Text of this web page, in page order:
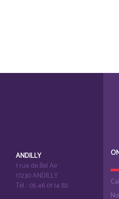
ANDILLY
1 rue de Bel Air
17230 ANDILLY
Tél. : 05 46 01 14 82